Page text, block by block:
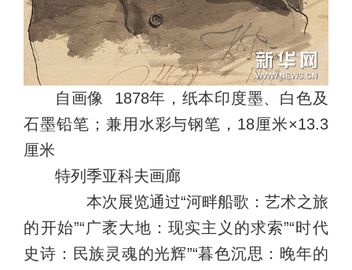
自画像 1878年，纸本印度墨、白色及
石墨铅笔；兼用水彩与钢笔，18厘米×13.3
厘米
特列季亚科夫画廊
本次展览通过“河畔船歌：艺术之旅
的开始”“广袤大地：现实主义的求索”“时代
史诗：民族灵魂的光辉”“暮色沉思：晚年的